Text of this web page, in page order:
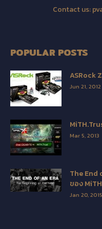
Contact us:
POPULAR POSTS
ASRock
Jun 21, 2012
Mar 5, 2013
The End
ของ
Jan 20, 2015